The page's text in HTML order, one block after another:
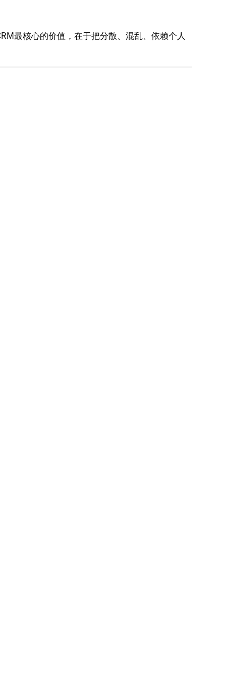
最核心的价值，在于把分散、混乱、依赖个人